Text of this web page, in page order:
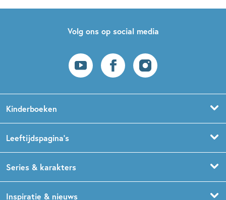
Volg ons op social media
Kinderboeken
Prentenboeken
Leeftijdspagina’s
Boekentips 1,5 - 3 jaar
Series & karakters
Inspiratie & nieuws